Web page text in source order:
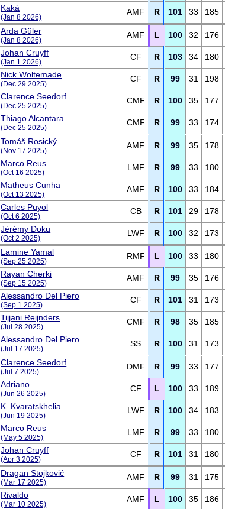
Kaká
(Jan 8 2026)
AMF R 101 33 185
Arda Güler
(Jan 8 2026)
AMF L 100 32 176
Johan Cruyff
(Jan 1 2026)
CF R 103 34 180
Nick Woltemade
(Dec 29 2025)
CF R 99 31 198
Clarence Seedorf
(Dec 25 2025)
CMF R 100 35 177
Thiago Alcantara
(Dec 25 2025)
CMF R 99 33 174
Tomáš Rosický
(Nov 17 2025)
AMF R 99 35 178
Marco Reus
(Oct 16 2025)
LMF R 99 33 180
Matheus Cunha
(Oct 13 2025)
AMF R 100 33 184
Carles Puyol
(Oct 6 2025)
CB R 101 29 178
Jérémy Doku
(Oct 2 2025)
LWF R 100 32 173
Lamine Yamal
(Sep 25 2025)
RMF L 100 33 180
Rayan Cherki
(Sep 15 2025)
AMF R 99 35 176
Alessandro Del Piero
(Sep 1 2025)
CF R 101 31 173
Tijjani Reijnders
(Jul 28 2025)
CMF R 98 35 185
Alessandro Del Piero
(Jul 17 2025)
SS R 100 31 173
Clarence Seedorf
(Jul 7 2025)
DMF R 99 33 177
Adriano
(Jun 26 2025)
CF L 100 33 189
K. Kvaratskhelia
(Jun 19 2025)
LWF R 100 34 183
Marco Reus
(May 5 2025)
LMF R 99 33 180
Johan Cruyff
(Apr 3 2025)
CF R 101 31 180
Dragan Stojković
(Mar 17 2025)
AMF R 99 31 175
Rivaldo
(Mar 10 2025)
AMF L 100 35 186